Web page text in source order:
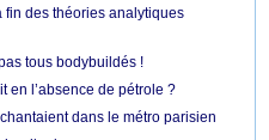
fin des théories analytiques
tous bodybuildés !
en l’absence de pétrole ?
dans le métro parisien